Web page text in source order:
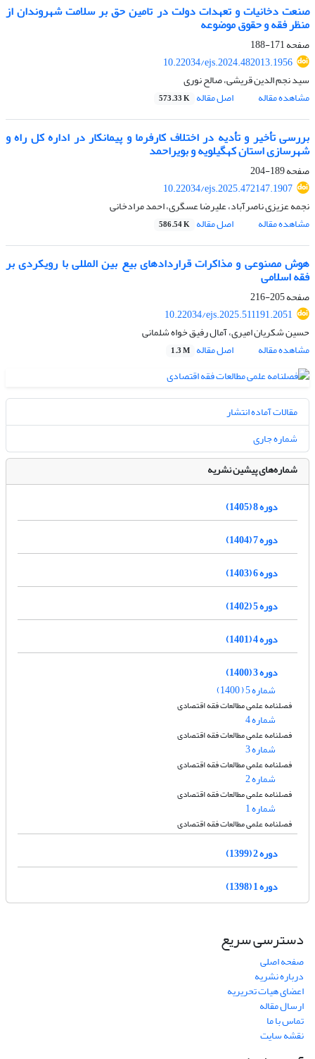
صنعت دخانیات و تعهدات دولت در تامین حق بر سلامت شهروندان از
منظر فقه و حقوق موضوعه
صفحه171-188
10.22034/ejs.2024.482013.1956
سید نجم الدین قریشی، صالح نوری
مشاهده مقاله
اصل مقاله 573.33 K
بررسی تأخیر و تأدیه در اختلاف کارفرما و پیمانکار در اداره کل راه و
شهرسازی استان کهگیلویه و بویراحمد
صفحه189-204
10.22034/ejs.2025.472147.1907
نجمه عزیزی ناصرآباد، علیرضا عسگری، احمد مرادخانی
مشاهده مقاله
اصل مقاله 586.54 K
هوش مصنوعی و مذاکرات قراردادهای بیع بین المللی با رویکردی بر
فقه اسلامی
صفحه205-216
10.22034/ejs.2025.511191.2051
حسین شکریان امیری، آمال رفیق خواه شلمانی
مشاهده مقاله
اصل مقاله 1.3 M
مقالات آماده انتشار
شماره جاری
شماره‌های پیشین نشریه
دوره 8 (1405)
دوره 7 (1404)
دوره 6 (1403)
دوره 5 (1402)
دوره 4 (1401)
دوره 3 (1400)
شماره 5 ( 1400)
فصلنامه علمی مطالعات فقه اقتصادی
شماره 4
فصلنامه علمی مطالعات فقه اقتصادی
شماره 3
فصلنامه علمی مطالعات فقه اقتصادی
شماره 2
فصلنامه علمی مطالعات فقه اقتصادی
شماره 1
فصلنامه علمی مطالعات فقه اقتصادی
دوره 2 (1399)
دوره 1 (1398)
دسترسی سریع
صفحه اصلی
درباره نشریه
اعضای هیات تحریریه
ارسال مقاله
تماس با ما
نقشه سایت